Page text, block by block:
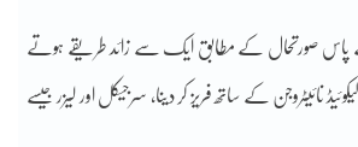
پاس صورتحال کے مطابق ایک سے زائد طریقے ہوتے
نائیٹروجن کے ساتھ فریز کر دینا، سرجیکل اور لیزر جیسے